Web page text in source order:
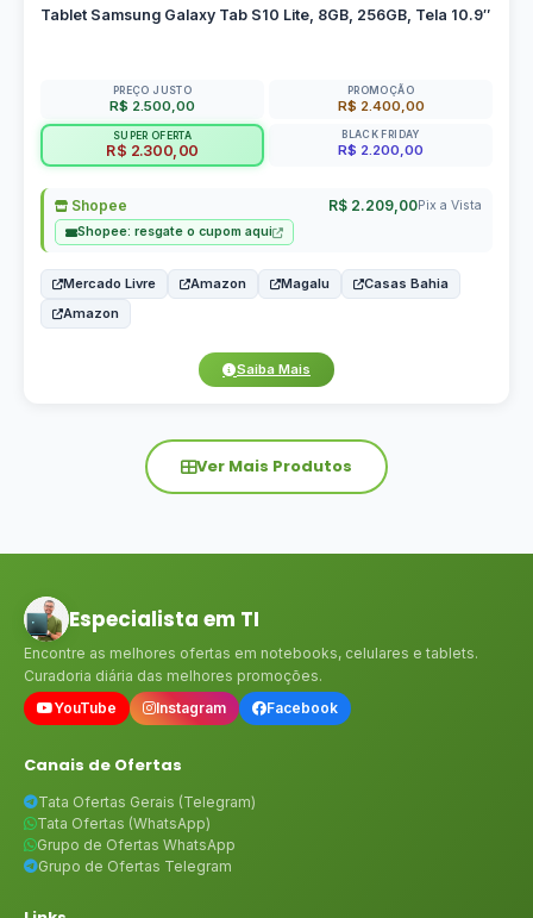
Tablet Samsung Galaxy Tab S10 Lite, 8GB, 256GB, Tela 10.9″
PREÇO JUSTO
R$ 2.500,00
PROMOÇÃO
R$ 2.400,00
SUPER OFERTA
R$ 2.300,00
BLACK FRIDAY
R$ 2.200,00
Shopee R$ 2.209,00Pix a Vista
Shopee: resgate o cupom aqui
Mercado Livre Amazon Magalu
Casas Bahia
Amazon
Saiba Mais
Ver Mais Produtos
Especialista em TI
Encontre as melhores ofertas em notebooks, celulares e tablets.
Curadoria diária das melhores promoções.
YouTube
Instagram Facebook
Canais de Ofertas
Tata Ofertas Gerais (Telegram)
Tata Ofertas (WhatsApp)
Grupo de Ofertas WhatsApp
Grupo de Ofertas Telegram